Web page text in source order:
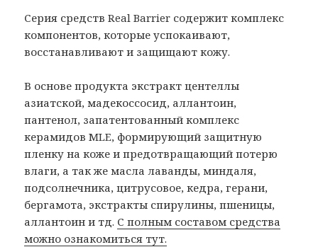
Серия средств Real Barrier содержит комплекс
компонентов, которые успокаивают,
восстанавливают и защищают кожу.
В основе продукта экстракт центеллы
азиатской, мадекоссосид, аллантоин,
пантенол, запатентованный комплекс
керамидов MLE, формирующий защитную
пленку на коже и предотвращающий потерю
влаги, а так же масла лаванды, миндаля,
подсолнечника, цитрусовое, кедра, герани,
бергамота, экстракты спирулины, пшеницы,
аллантоин и тд. С полным составом средства
можно ознакомиться тут.